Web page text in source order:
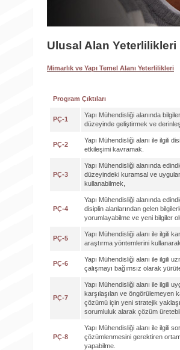
Ulusal Alan Yeterlilikleri
Mimarlık ve Yapı Temel Alanı Yeterlilikleri
Program Çıktıları
PÇ-1
Yapı Mühendisliği alanında
düzeyinde geliştirmek ve
PÇ-2
Yapı Mühendisliği alanı ile ilgili
etkileşimi kavramak.
PÇ-3
Yapı Mühendisliği alanında
düzeyindeki kuramsal ve
kullanabilmek,
PÇ-4
Yapı Mühendisliği alanında
disiplin alanlarından gelen
yorumlayabilme ve yeni bilgiler
PÇ-5
Yapı Mühendisliği alanı ile ilgili
araştırma yöntemlerini
PÇ-6
Yapı Mühendisliği alanı ile ilgili
çalışmayı bağımsız olarak
PÇ-7
Yapı Mühendisliği alanı ile ilgili
karşılaşılan ve öngörülemeyen
çözümü için yeni stratejik
sorumluluk alarak çözüm
PÇ-8
Yapı Mühendisliği alanı ile ilgili
çözümlenmesini gerektiren
yapabilme.